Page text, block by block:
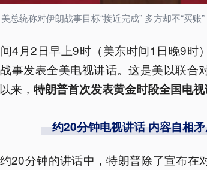
总统称对伊朗战事目标“接近完成” 多方却不“买账”
4月2日早上9时（美东时间1日晚9时
事发表全美电视讲话。这是美以联合
来， 特朗普首次发表黄金时段全国电
约20分钟电视讲话 内容自相
20分钟的讲话中，特朗普除了宣布在